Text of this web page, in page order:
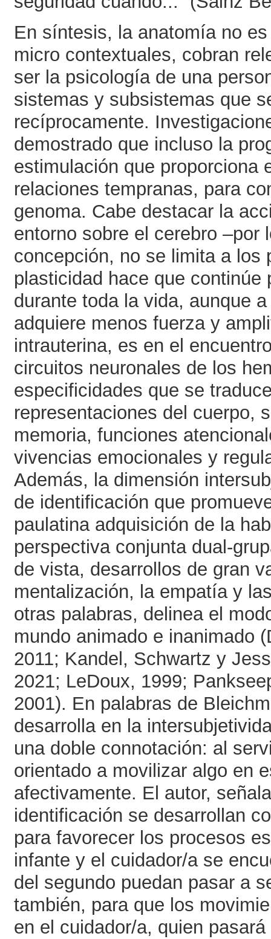
En síntesis, la anatomía no
micro contextuales, cobran
ser la psicología de una
sistemas y subsistemas que
recíprocamente.
demostrado que incluso la
estimulación que proporciona
relaciones tempranas, para
genoma. Cabe destacar la
entorno sobre el cerebro –por
concepción, no se limita a los
plasticidad hace que
durante toda la vida, aunque
adquiere menos fuerza y
intrauterina, es en el
circuitos neuronales de los
especificidades que se
representaciones del cuerpo,
memoria, funciones
vivencias emocionales y
Además, la dimensión
de identificación que
paulatina adquisición de la
perspectiva conjunta dual-
de vista, desarrollos de gran
mentalización, la empatía y
otras palabras, delinea el
mundo animado e inanimado
2011; Kandel, Schwartz y
2021; LeDoux, 1999;
2001). En palabras de
desarrolla en la
una doble connotación: al
orientado a movilizar algo en
afectivamente. El autor,
identificación se desarrollan
para favorecer los procesos
infante y el cuidador/a se
del segundo puedan pasar a
también, para que los
en el cuidador/a, quien